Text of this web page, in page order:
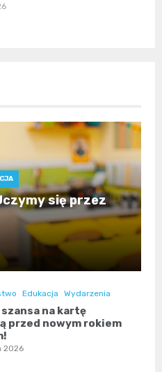
się przez
Edukacja Wydarzenia
na kartę
przed nowym rokiem
2026